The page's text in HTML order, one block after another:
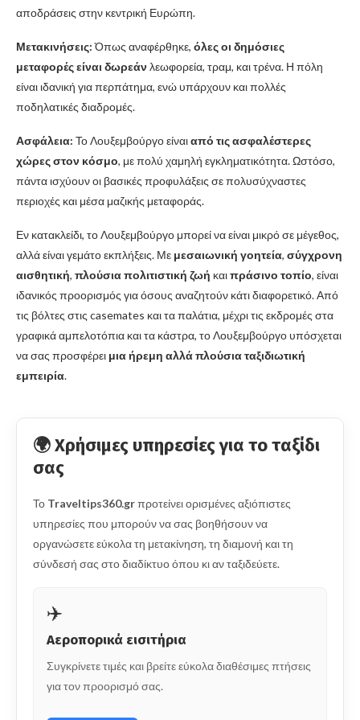
αποδράσεις στην κεντρική Ευρώπη.
Μετακινήσεις:Όπως αναφέρθηκε, όλες οι δημόσιες
μεταφορές είναι δωρεάνλεωφορεία, τραμ, και τρένα. Η πόλη
είναι ιδανική για περπάτημα, ενώ υπάρχουν και πολλές
ποδηλατικές διαδρομές.
Ασφάλεια: Το Λουξεμβούργο είναιαπό τις ασφαλέστερες
χώρες στον κόσμο, με πολύ χαμηλή εγκληματικότητα. Ωστόσο,
πάντα ισχύουν οι βασικές προφυλάξεις σε πολυσύχναστες
περιοχές και μέσα μαζικής μεταφοράς.
Εν κατακλείδι, το Λουξεμβούργο μπορεί να είναι μικρό σε μέγεθος,
αλλά είναι γεμάτο εκπλήξεις. Με μεσαιωνική γοητεία, σύγχρονη
αισθητική, πλούσια πολιτιστική ζωή καιπράσινο τοπίο, είναι
ιδανικός προορισμός για όσους αναζητούν κάτι διαφορετικό. Από
τις βόλτες στις casemates και τα παλάτια, μέχρι τις εκδρομές στα
γραφικά αμπελοτόπια και τα κάστρα, το Λουξεμβούργο υπόσχεται
να σας προσφέρει μια ήρεμη αλλά πλούσια ταξιδιωτική
εμπειρία.
🌍 Χρήσιμες υπηρεσίες για το ταξίδι
σας
Το Traveltips360.grπροτείνει ορισμένες αξιόπιστες
υπηρεσίες που μπορούν να σας βοηθήσουν να
οργανώσετε εύκολα τη μετακίνηση, τη διαμονή και τη
σύνδεσή σας στο διαδίκτυο όπου κι αν ταξιδεύετε.
✈️
Αεροπορικά εισιτήρια
Συγκρίνετε τιμές και βρείτε εύκολα διαθέσιμες πτήσεις
για τον προορισμό σας.